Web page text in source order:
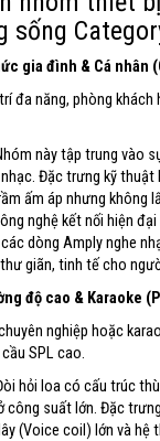
sống
gia đình & Cá nhân
đa năng, phòng
này tập trung vào
Đặc trưng kỹ
ấm áp nhưng không
nghệ kết nối hiện
dòng Amply nghe
giãn, tinh tế cho
độ cao & Karaoke
nghiệp hoặc
SPL cao.
hỏi loa có cấu trúc
công suất lớn. Đặc
(Voice coil) lớn và hệ